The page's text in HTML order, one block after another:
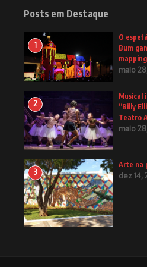
Posts em Destaque
1
O
Bum
mapping
maio
2
Musical
“Billy
Teatro
maio
3
Arte na
dez 14,